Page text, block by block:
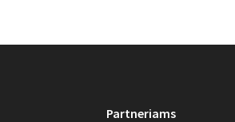
Partneriams